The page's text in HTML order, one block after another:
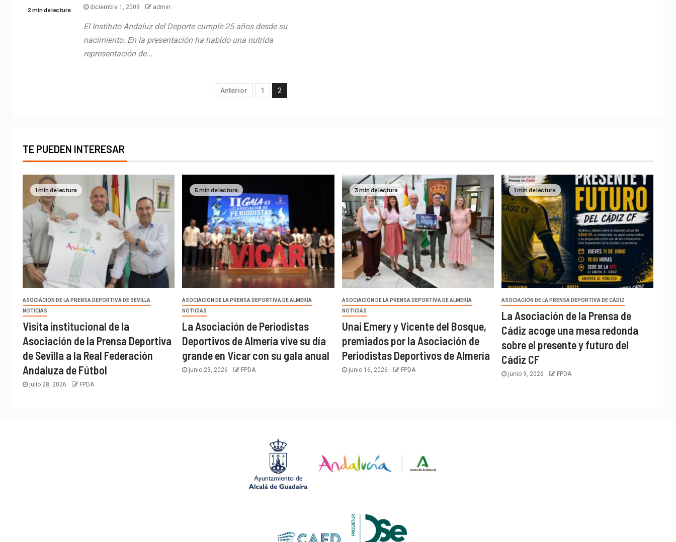
2 min de lectura diciembre 1, 2009 admin
El Instituto Andaluz del Deporte cumple 25 años desde su
nacimiento. En la presentación ha habido una nutrida
representación de...
Anterior 1 2
TE PUEDEN INTERESAR
1 min de lectura
ASOCIACIÓN DE LA PRENSA DEPORTIVA DE SEVILLA
NOTICIAS
Visita institucional de la
Asociación de la Prensa Deportiva
de Sevilla a la Real Federación
Andaluza de Fútbol
julio 28, 2026 FPDA
5 min de lectura
ASOCIACIÓN DE LA PRENSA DEPORTIVA DE ALMERÍA
NOTICIAS
La Asociación de Periodistas
Deportivos de Almería vive su día
grande en Vícar con su gala anual
junio 23, 2026 FPDA
3 min de lectura
ASOCIACIÓN DE LA PRENSA DEPORTIVA DE ALMERÍA
NOTICIAS
Unai Emery y Vicente del Bosque,
premiados por la Asociación de
Periodistas Deportivos de Almería
junio 16, 2026 FPDA
1 min de lectura
ASOCIACIÓN DE LA PRENSA DEPORTIVA DE CÁDIZ
La Asociación de la Prensa de
Cádiz acoge una mesa redonda
sobre el presente y futuro del
Cádiz CF
junio 9, 2026 FPDA